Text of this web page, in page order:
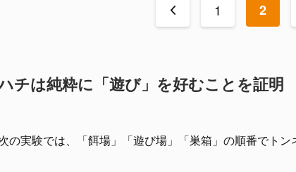
< 1 2
チは純粋に「遊び」を好むことを証明
の実験では、「餌場」「遊び場」「巣箱」の順番でトン